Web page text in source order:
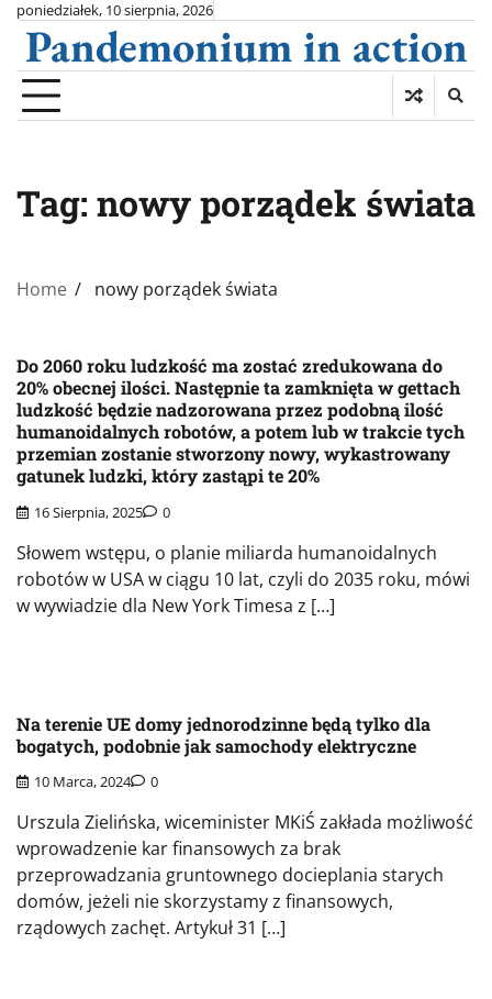
Skip
content
poniedziałek, 10 sierpnia, 2026
Pandemonium in action
Tag: nowy porządek świata
Home nowy porządek świata
Do 2060 roku ludzkość ma zostać zredukowana do
20% obecnej ilości. Następnie ta zamknięta w gettach
ludzkość będzie nadzorowana przez podobną ilość
humanoidalnych robotów, a potem lub w trakcie tych
przemian zostanie stworzony nowy, wykastrowany
gatunek ludzki, który zastąpi te 20%
16 Sierpnia, 2025 0
Słowem wstępu, o planie miliarda humanoidalnych
robotów w USA w ciągu 10 lat, czyli do 2035 roku, mówi
w wywiadzie dla New York Timesa z […]
Na terenie UE domy jednorodzinne będą tylko dla
bogatych, podobnie jak samochody elektryczne
10 Marca, 2024 0
Urszula Zielińska, wiceminister MKiŚ zakłada możliwość
wprowadzenie kar finansowych za brak
przeprowadzania gruntownego docieplania starych
domów, jeżeli nie skorzystamy z finansowych,
rządowych zachęt. Artykuł 31 […]